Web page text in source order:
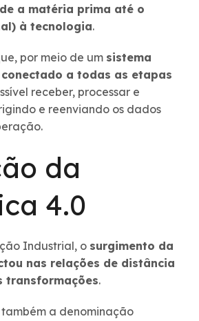
a matéria prima até o
à tecnologia.
por meio de um sistema
a todas as etapas
receber, processar e
e reenviando os dados
da
4.0
Industrial, o surgimento da
nas relações de distância
transformações.
também a denominação